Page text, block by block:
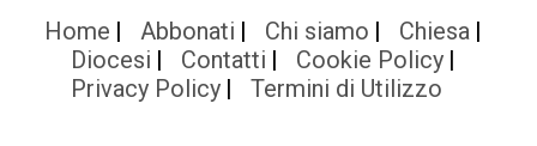
Home Abbonati Chi siamo
Chiesa
Diocesi
Contatti
Cookie Policy
Privacy Policy
Termini di Utilizzo